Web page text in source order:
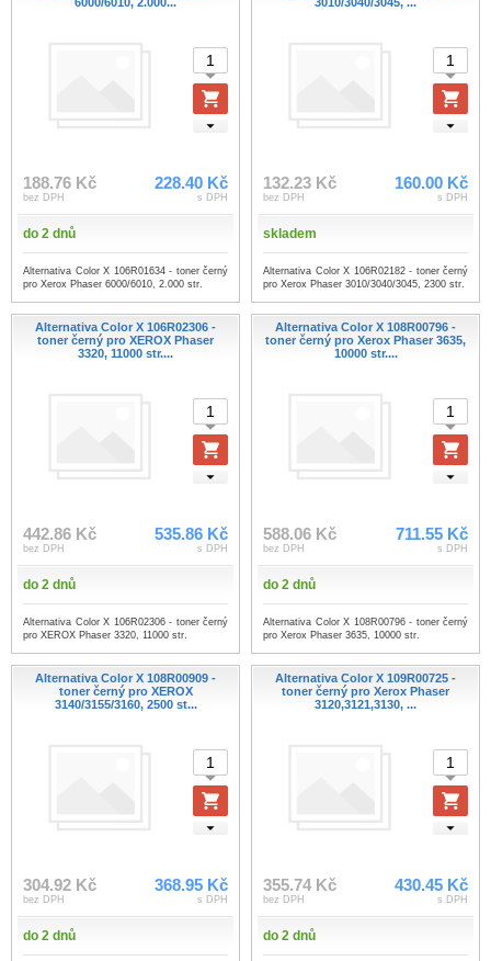
188.76 Kč
bez DPH
228.40 Kč
s DPH
do 2 dnů
Alternativa Color X 106R01634 - toner černý
pro Xerox Phaser 6000/6010, 2.000 str.
132.23 Kč
bez DPH
160.00 Kč
s DPH
skladem
Alternativa Color X 106R02182 - toner černý
pro Xerox Phaser 3010/3040/3045, 2300 str.
Alternativa Color X 106R02306 -
toner černý pro XEROX Phaser
3320, 11000 str....
442.86 Kč
bez DPH
535.86 Kč
s DPH
do 2 dnů
Alternativa Color X 106R02306 - toner černý
pro XEROX Phaser 3320, 11000 str.
Alternativa Color X 108R00796 -
toner černý pro Xerox Phaser 3635,
10000 str....
588.06 Kč
bez DPH
711.55 Kč
s DPH
do 2 dnů
Alternativa Color X 108R00796 - toner černý
pro Xerox Phaser 3635, 10000 str.
Alternativa Color X 108R00909 -
toner černý pro XEROX
3140/3155/3160, 2500 st...
304.92 Kč
bez DPH
368.95 Kč
s DPH
do 2 dnů
Alternativa Color X 109R00725 -
toner černý pro Xerox Phaser
3120,3121,3130, ...
355.74 Kč
bez DPH
430.45 Kč
s DPH
do 2 dnů